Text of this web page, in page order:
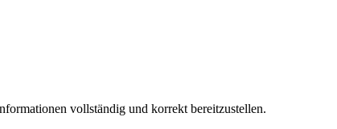
vollständig und korrekt bereitzustellen.